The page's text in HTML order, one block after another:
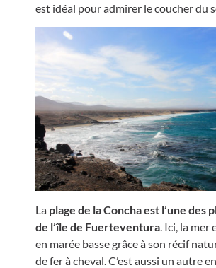
est idéal pour admirer le coucher du
La plage de la Concha est l’une des
de l’île de Fuerteventura . Ici, la
en marée basse grâce à son récif
de fer à cheval. C’est aussi un autre